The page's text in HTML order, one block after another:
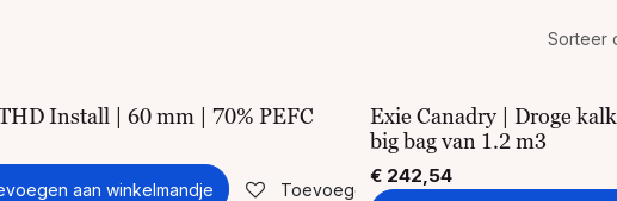
Sorteer
Install | 60 mm | 70% PEFC
aan winkelmandje Toevoegen aan verlanglijst
Exie Canadry | Droge
big bag van 1.2 m3
€ 242,54